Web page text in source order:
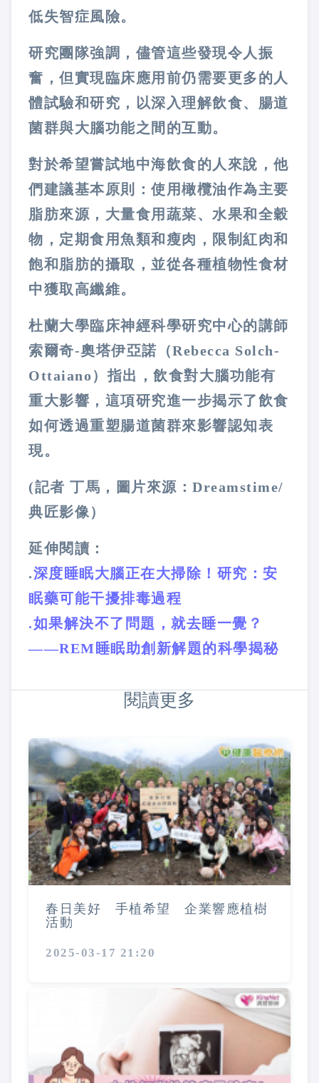
低失智症風險。
研究團隊強調，儘管這些發現令人振
奮，但實現臨床應用前仍需要更多的人
體試驗和研究，以深入理解飲食、腸道
菌群與大腦功能之間的互動。
對於希望嘗試地中海飲食的人來說，他
們建議基本原則：使用橄欖油作為主要
脂肪來源，大量食用蔬菜、水果和全穀
物，定期食用魚類和瘦肉，限制紅肉和
飽和脂肪的攝取，並從各種植物性食材
中獲取高纖維。
杜蘭大學臨床神經科學研究中心的講師
索爾奇-奧塔伊亞諾（Rebecca Solch-
Ottaiano）指出，飲食對大腦功能有
重大影響，這項研究進一步揭示了飲食
如何透過重塑腸道菌群來影響認知表
現。
(記者 丁馬，圖片來源：Dreamstime/
典匠影像）
延伸閱讀：
.深度睡眠大腦正在大掃除！研究：安
眠藥可能干擾排毒過程
.如果解決不了問題，就去睡一覺？
——REM睡眠助創新解題的科學揭秘
閱讀更多
春日美好 手植希望 企業響應植樹
活動
2025-03-17 21:20